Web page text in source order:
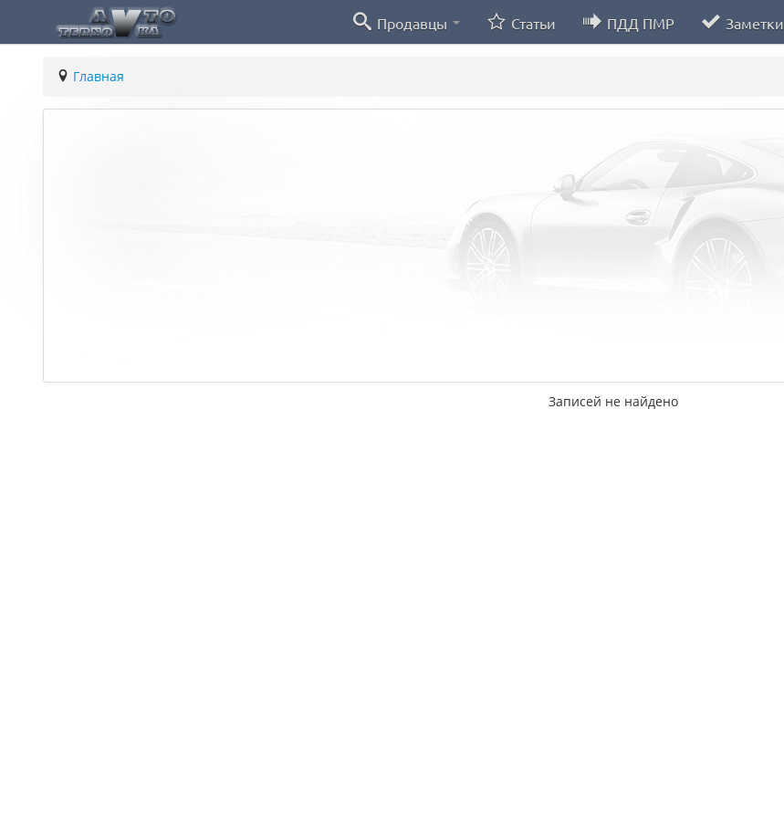
Продавцы Статьи ПДД ПМР Заметки
Главная
Записей не найдено